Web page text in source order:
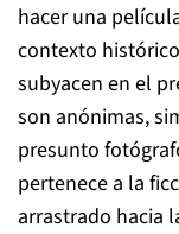
hacer una
contexto
subyacen en el
son anónimas,
presunto
pertenece a la
arrastrado hacia